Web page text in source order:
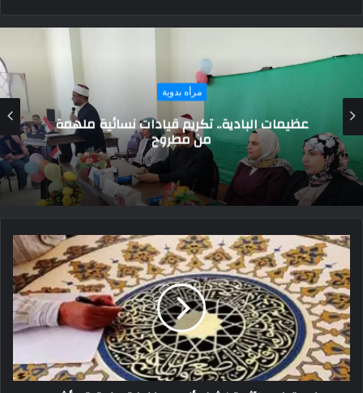
مرأه بدوية
ست الملك.. السلطانة التي حكمت من وراء
الحجاب وأشعلت دهاليز الخلافة